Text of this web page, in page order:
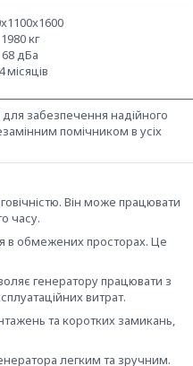
1980 кг
68 дБа
місяців
забезпечення надійного
помічником в усіх
Він може працювати
часу.
в обмежених просторах. Це
генератору працювати з
витрат.
та коротких замикань,
легким та зручним.